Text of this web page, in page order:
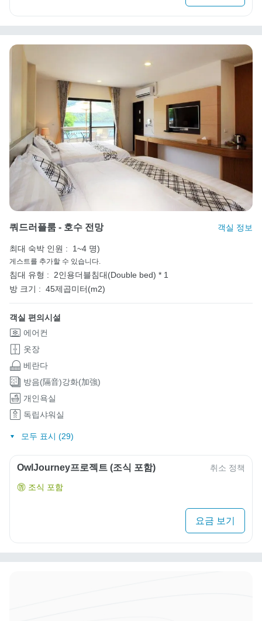
쿼드러플룸 - 호수 전망 객실 정보
최대 숙박 인원 : 1~4 명)
게스트를 추가할 수 있습니다.
침대 유형 : 2인용더블침대(Double bed) * 1
방 크기 : 45제곱미터(m2)
객실 편의시설
에어컨
옷장
베란다
방음(隔音)강화(加強)
개인욕실
독립샤워실
모두 표시 (29)
OwlJourney프로젝트 (조식 포함) 취소 정책
조식 포함
요금 보기